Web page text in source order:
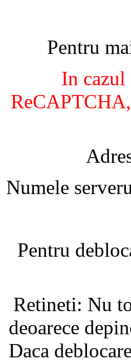
Pentru
In
Numele
Pentru
Retineti: Nu
deoarece
Daca